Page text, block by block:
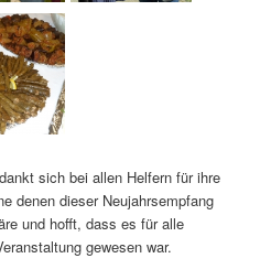
sich bei allen Helfern für ihre
denen dieser Neujahrsempfang
und hofft, dass es für alle
gewesen war.